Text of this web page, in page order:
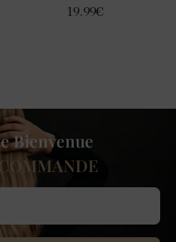
19.99€
Bienvenue